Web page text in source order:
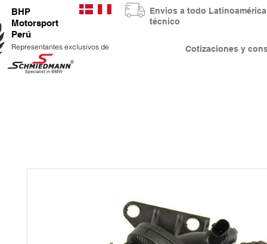
BHP
Motorsport
Perú
Representantes exclusivos de Cotizaciones y
Envios a todo
técnico